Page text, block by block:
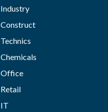
Industry
Construct
Technics
Chemicals
Office
Retail
IT